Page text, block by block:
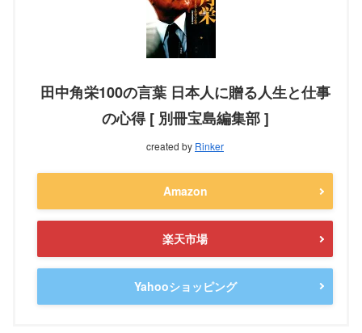
田中角栄100の言葉 日本人に贈る人生と仕事
の心得 [ 別冊宝島編集部 ]
created by Rinker
Amazon
楽天市場
Yahooショッピング